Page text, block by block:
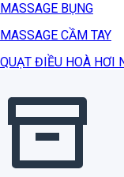
MASSAGE BỤNG
MASSAGE CẦM TAY
QUẠT ĐIỀU HOÀ HƠI